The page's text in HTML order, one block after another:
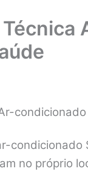
no próprio